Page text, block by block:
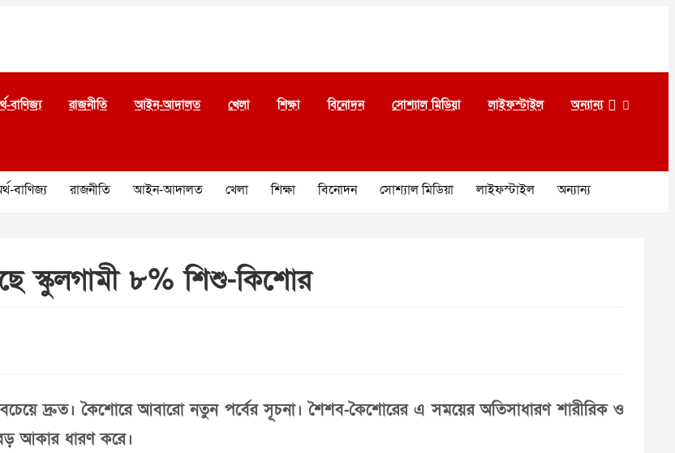
বাণিজ্য রাজনীতি আইন-আদালত খেলা শিক্ষা বিনোদন সোশ্যাল মিডিয়া লাইফস্টাইল অন্যান্য
বাণিজ্য রাজনীতি আইন-আদালত খেলা শিক্ষা বিনোদন সোশ্যাল মিডিয়া লাইফস্টাইল অন্যান্য
স্কুলগামী ৮% শিশু-কিশোর
দ্রুত। কৈশোরে আবারো নতুন পর্বের সূচনা। শৈশব-কৈশোরের এ সময়ের অতিসাধারণ শারীরিক ও
আকার ধারণ করে।